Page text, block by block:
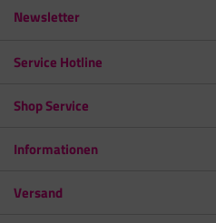
Newsletter
Service Hotline
Shop Service
Informationen
Versand